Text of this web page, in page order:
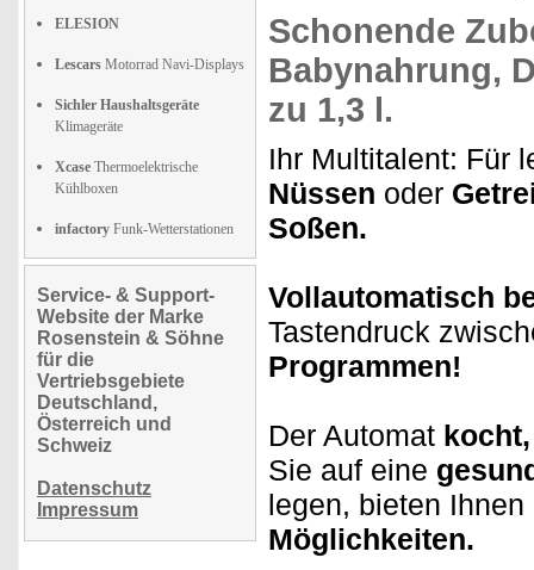
ELESION
Lescars Motorrad Navi-Displays
Sichler Haushaltsgeräte
Klimageräte
Xcase Thermoelektrische
Kühlboxen
infactory Funk-Wetterstationen
Service- & Support-
Website der Marke
Rosenstein & Söhne
für die
Vertriebsgebiete
Deutschland,
Österreich und
Schweiz
Datenschutz
Impressum
Schonende
Babynahrung,
zu 1,3 l.
Ihr Multitalent: Für
Nüssen oder
Soßen.
Vollautomatisch
Tastendruck
Programmen!
Der Automat
Sie auf eine
legen, bieten
Möglichkeiten.